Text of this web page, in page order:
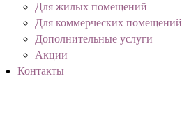
Для жилых помещений
Для коммерческих помещений
Дополнительные услуги
Акции
Контакты